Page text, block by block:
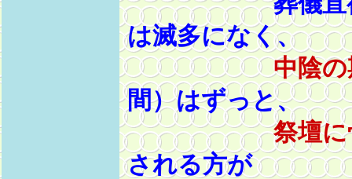
は滅多になく、
中陰
間）はずっと、
祭壇
される方が